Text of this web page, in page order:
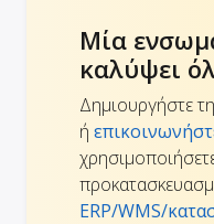
Μία
καλύψει
Δημιουργήστε
ή
ERP/WMS/